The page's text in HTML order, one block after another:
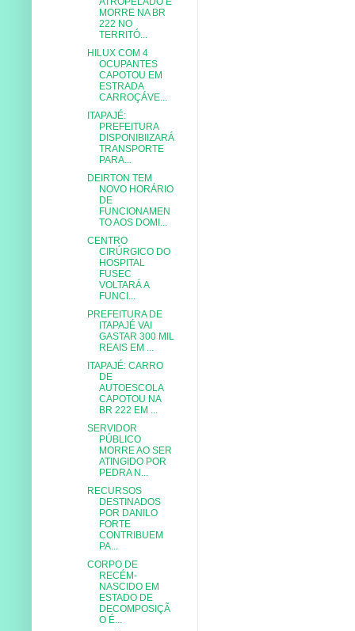
MORRE NA BR
222 NO
TERRITÓ...
HILUX COM 4
OCUPANTES
CAPOTOU EM
ESTRADA
CARROÇÁVE...
ITAPAJÉ:
PREFEITURA
DISPONIBIIZARÁ
TRANSPORTE
PARA...
DEIRTON TEM
NOVO HORÁRIO
DE
FUNCIONAMEN
TO AOS DOMI...
CENTRO
CIRÚRGICO DO
HOSPITAL
FUSEC
VOLTARÁ A
FUNCI...
PREFEITURA DE
ITAPAJÉ VAI
GASTAR 300 MIL
REAIS EM ...
ITAPAJÉ: CARRO
DE
AUTOESCOLA
CAPOTOU NA
BR 222 EM ...
SERVIDOR
PÚBLICO
MORRE AO SER
ATINGIDO POR
PEDRA N...
RECURSOS
DESTINADOS
POR DANILO
FORTE
CONTRIBUEM
PA...
CORPO DE
RECÉM-
NASCIDO EM
ESTADO DE
DECOMPOSIÇÃ
O É...